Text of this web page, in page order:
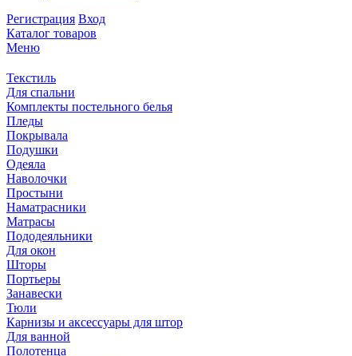
Регистрация Вход
Каталог товаров
Меню
Текстиль
Для спальни
Комплекты постельного белья
Пледы
Покрывала
Подушки
Одеяла
Наволочки
Простыни
Наматрасники
Матрасы
Пододеяльники
Для окон
Шторы
Портьеры
Занавески
Тюли
Карнизы и аксессуары для штор
Для ванной
Полотенца